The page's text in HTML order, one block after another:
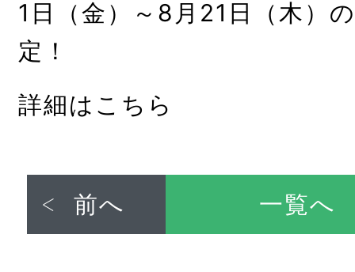
1日（金）～8月21日（木）
定！
詳細はこちら
前へ 一覧へ